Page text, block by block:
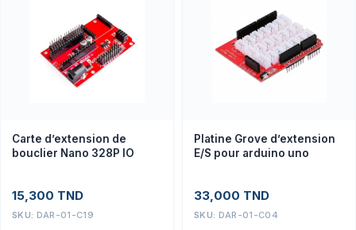
Carte d’extension de
bouclier Nano 328P IO
15,300 TND
SKU: DAR-01-C19
Platine Grove d’extension
E/S pour arduino uno
33,000 TND
SKU: DAR-01-C04